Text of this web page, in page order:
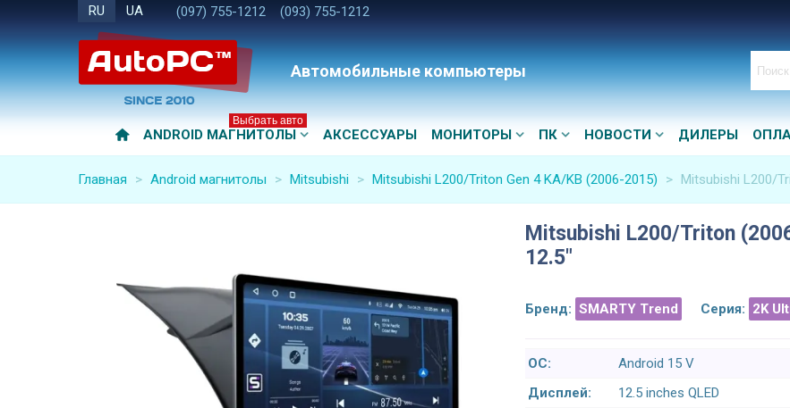
RU UA (097) 755-1212 (093) 755-1212
Автомобильные компьютеры
ANDROID МАГНИТОЛЫ
Выбрать авто
АКСЕССУАРЫ МОНИТОРЫ ПК НОВОСТИ ДИЛЕРЫ
Главная > Android магнитолы > Mitsubishi > Mitsubishi L200/Triton Gen 4 KA/KB (2006-2015) > Mitsubishi L200/
Mitsubishi L200/Triton
12.5"
Бренд: SMARTY Trend Серия: 2K
ОС:
Android 15 V
Дисплей:
12.5 inches QLED